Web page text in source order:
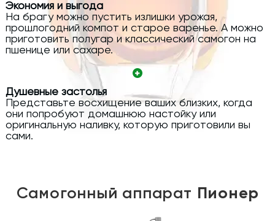
Экономия и выгода
На брагу можно пустить излишки урожая,
прошлогодний компот и старое варенье. А можно
приготовить полугар и классический самогон на
пшенице или сахаре.
Душевные застолья
Представьте восхищение ваших близких, когда
они попробуют домашнюю настойку или
оригинальную наливку, которую приготовили вы
сами.
Самогонный аппарат Пионер